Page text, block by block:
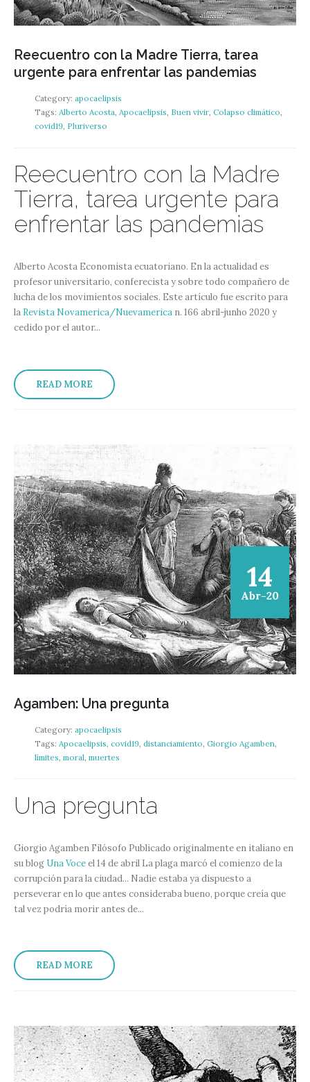
Reecuentro con la Madre Tierra, tarea
urgente para enfrentar las pandemias
Category: apocaelipsis
Tags: Alberto Acosta, Apocaelipsis, Buen vivir, Colapso climático,
covid19, Pluriverso
Reecuentro con la Madre
Tierra, tarea urgente para
enfrentar las pandemias
Alberto Acosta Economista ecuatoriano. En la actualidad es
profesor universitario, conferecista y sobre todo compañero de
lucha de los movimientos sociales. Este artículo fue escrito para
la Revista Novamerica/Nuevamerica n. 166 abril-junho 2020 y
cedido por el autor...
READ MORE
14
Abr-20
Agamben: Una pregunta
Category: apocaelipsis
Tags: Apocaelipsis, covid19, distanciamiento, Giorgio Agamben,
límites, moral, muertes
Una pregunta
Giorgio Agamben Filósofo Publicado originalmente en italiano en
su blog Una Voceel 14 de abril La plaga marcó el comienzo de la
corrupción para la ciudad... Nadie estaba ya dispuesto a
perseverar en lo que antes consideraba bueno, porque creía que
tal vez podría morir antes de...
READ MORE